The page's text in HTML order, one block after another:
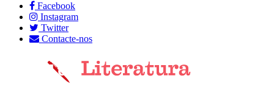
Facebook
Instagram
Twitter
Contacte-nos